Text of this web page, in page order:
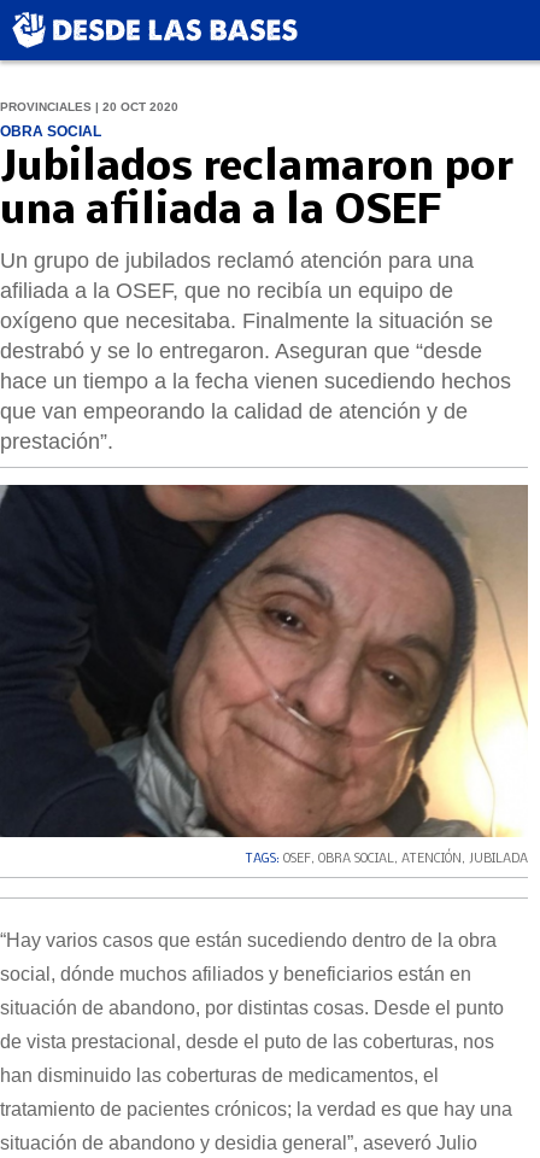
PROVINCIALES | 20 OCT 2020
OBRA SOCIAL
Jubilados reclamaron por
una afiliada a la OSEF
Un grupo de jubilados reclamó atención para una
afiliada a la OSEF, que no recibía un equipo de
oxígeno que necesitaba. Finalmente la situación se
destrabó y se lo entregaron. Aseguran que “desde
hace un tiempo a la fecha vienen sucediendo hechos
que van empeorando la calidad de atención y de
prestación”.
TAGS: OSEF, OBRA SOCIAL, ATENCIÓN , JUBILADA
“Hay varios casos que están sucediendo dentro de la obra
social, dónde muchos afiliados y beneficiarios están en
situación de abandono, por distintas cosas. Desde el punto
de vista prestacional, desde el puto de las coberturas, nos
han disminuido las coberturas de medicamentos, el
tratamiento de pacientes crónicos; la verdad es que hay una
situación de abandono y desidia general”, aseveró Julio